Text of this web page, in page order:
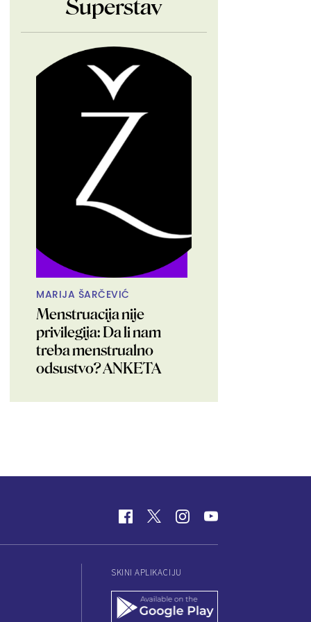
Superstav
MARIJA ŠARČEVIĆ
Menstruacija nije
privilegija: Da li nam
treba menstrualno
odsustvo? ANKETA
SKINI APLIKACIJU